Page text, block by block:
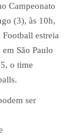
Campeonato
(3), às 10h,
estreia
São Paulo
o time
ser